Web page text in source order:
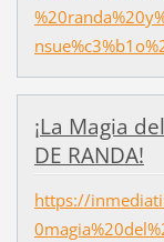
¡La Magia
DE RANDA!
https://